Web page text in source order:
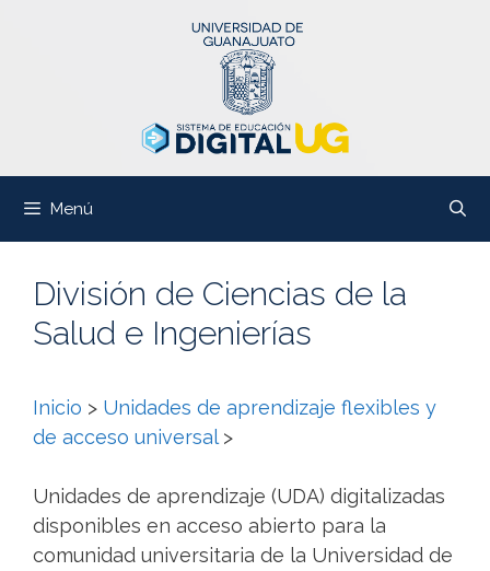
Menú
División de Ciencias de la
Salud e Ingenierías
Inicio > Unidades de aprendizaje flexibles y
de acceso universal>
Unidades de aprendizaje (UDA) digitalizadas
disponibles en acceso abierto para la
comunidad universitaria de la Universidad de